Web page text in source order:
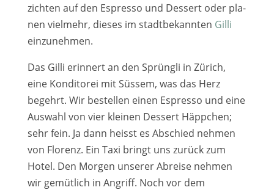
zich­ten auf den Espresso und Dessert oder pla­
nen viel­mehr, die­ses im stadt­be­kann­ten Gilli
ein­zu­neh­men.
Das Gilli erin­nert an den Sprüngli in Zürich,
eine Konditorei mit Süssem, was das Herz
begehrt. Wir bestel­len einen Espresso und eine
Auswahl von vier klei­nen Dessert Häppchen;
sehr fein. Ja dann heisst es Abschied neh­men
von Florenz. Ein Taxi bringt uns zurück zum
Hotel. Den Morgen unse­rer Abreise neh­men
wir gemüt­lich in Angriff. Noch vor dem